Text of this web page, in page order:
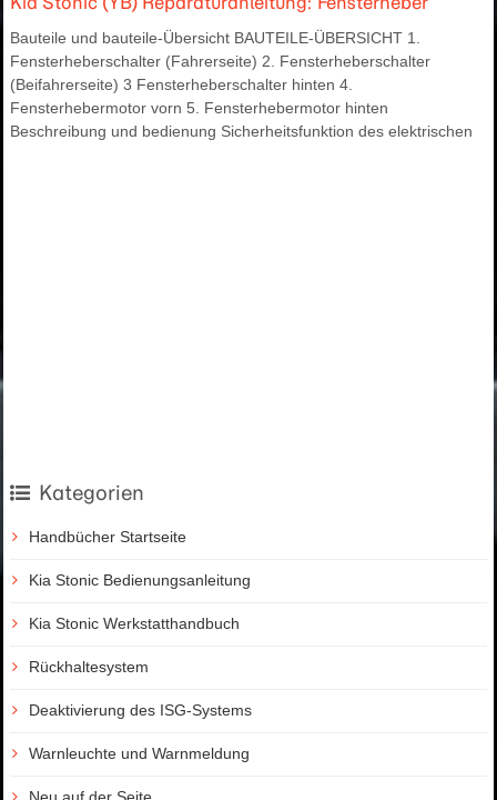
Bauteile und bauteile-Übersicht BAUTEILE-ÜBERSICHT 1.
Fensterheberschalter (Fahrerseite) 2. Fensterheberschalter
(Beifahrerseite) 3 Fensterheberschalter hinten 4.
Fensterhebermotor vorn 5. Fensterhebermotor hinten
Beschreibung und bedienung Sicherheitsfunktion des elektrischen
Kategorien
Handbücher Startseite
Kia Stonic Bedienungsanleitung
Kia Stonic Werkstatthandbuch
Rückhaltesystem
Deaktivierung des ISG-Systems
Warnleuchte und Warnmeldung